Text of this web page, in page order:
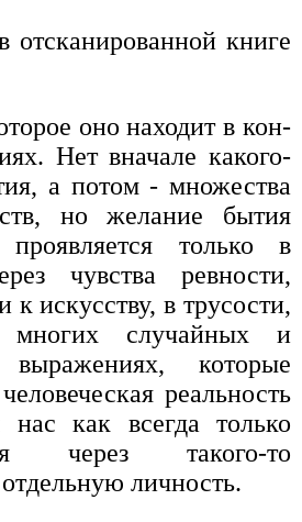
отсканированной книге
оно находит в кон­
Нет вначале какого-
а потом - множества
но желание бытия
только в
чувства ревности,
к искусству, в трусости,
многих случайных и
выражениях, которые
реальность
нас как всегда только
через такого-то
личность.